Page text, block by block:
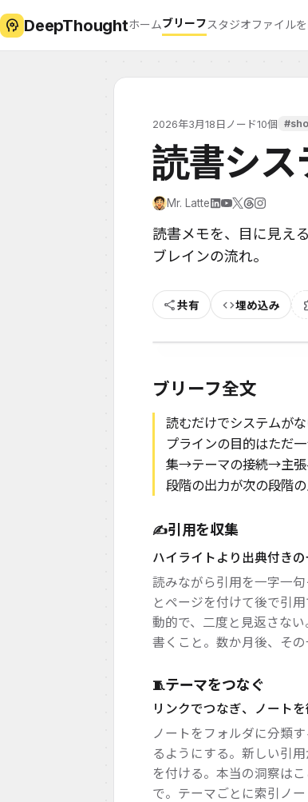
psychology DeepThoughtホームブリーフスタジオファイルを
2026年3月18日 ノード10個
読書シス
Mr. Latte
読書メモを、目に見え
ブレインの流れ。
share共有 code埋め込み
ブリーフ全文
読むだけでシステムが
プラインの目的はただ
集→テーマの接続→主張
段階の出力が次の段階
✍️引用を収集
ハイライトより出典付き
読みながら引用を一字一
とページを付けて後で引
動的で、二度と見返さな
書くこと。数か月後、そ
🧵テーマをつなぐ
リンクでつなぎ、ノート
ノートをフォルダに分類
るようにする。新しい引
を付ける。本当の洞察は
で。テーマごとに索引ノ